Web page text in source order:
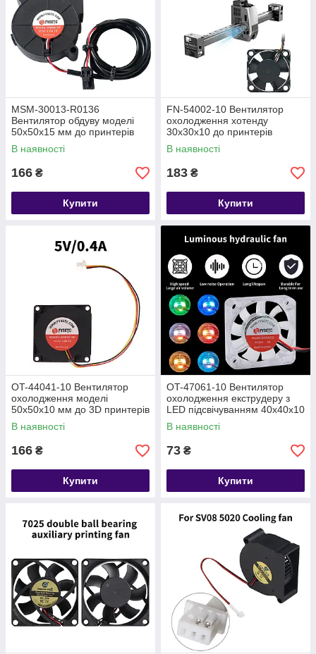
MSM-30013-R0136
Вентилятор обдуву моделі
50х50х15 мм до принтерів
Prusa MK3S
В наявності
166 ₴
Купити
FN-54002-10 Вентилятор
охолодження хотенду
30х30х10 до принтерів
Creality K2 plus
В наявності
183 ₴
Купити
OT-44041-10 Вентилятор
охолодження моделі
50х50х10 мм до 3D принтерів
Prusa MK4, XL
В наявності
166 ₴
Купити
OT-47061-10 Вентилятор
охолодження екструдеру з
LED підсвічуванням 40х40х10
мм до 3D принтерів Voron
В наявності
73 ₴
Купити